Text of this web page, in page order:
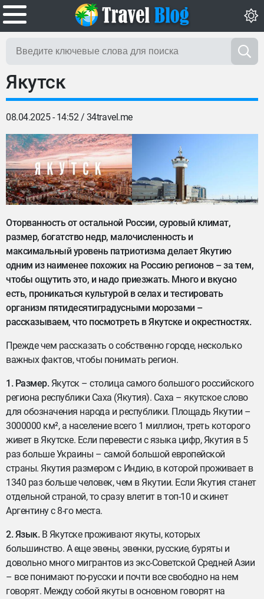
Якутск
08.04.2025 - 14:52 / 34travel.me
Оторванность от остальной России, суровый климат,
размер, богатство недр, малочисленность и
максимальный уровень патриотизма делает Якутию
одним из наименее похожих на Россию регионов – за тем,
чтобы ощутить это, и надо приезжать. Много и вкусно
есть, проникаться культурой в селах и тестировать
организм пятидесятиградусными морозами –
рассказываем, что посмотреть в Якутске и окрестностях.
Прежде чем рассказать о собственно городе, несколько
важных фактов, чтобы понимать регион.
1. Размер. Якутск – столица самого большого российского
региона республики Саха (Якутия). Саха – якутское слово
для обозначения народа и республики. Площадь Якутии –
3000000 км², а население всего 1 миллион, треть которого
живет в Якутске. Если перевести с языка цифр, Якутия в 5
раз больше Украины – самой большой европейской
страны. Якутия размером с Индию, в которой проживает в
1340 раз больше человек, чем в Якутии. Если Якутия станет
отдельной страной, то сразу влетит в топ-10 и скинет
Аргентину с 8-го места.
2. Язык. В Якутске проживают якуты, которых
большинство. А еще эвены, эвенки, русские, буряты и
довольно много мигрантов из экс-Советской Средней Азии
– все понимают по-русски и почти все свободно на нем
говорят. Между собой якуты в основном говорят на